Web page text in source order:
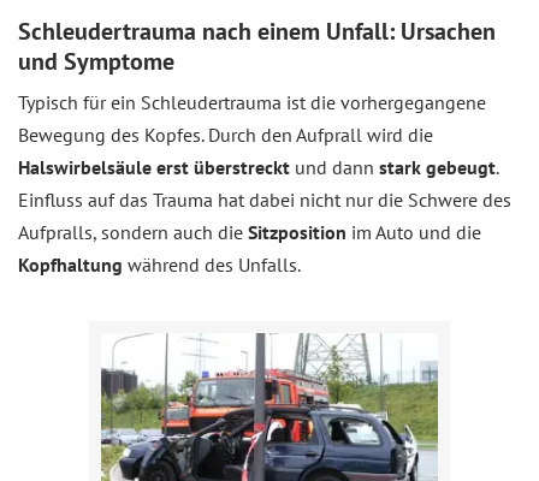
Schleudertrauma nach einem Unfall: Ursachen
und Symptome
Typisch für ein Schleudertrauma ist die vorhergegangene
Bewegung des Kopfes. Durch den Aufprall wird die
Halswirbelsäule erst überstreckt und dann stark gebeugt.
Einfluss auf das Trauma hat dabei nicht nur die Schwere des
Aufpralls, sondern auch die Sitzposition im Auto und die
Kopfhaltung während des Unfalls.